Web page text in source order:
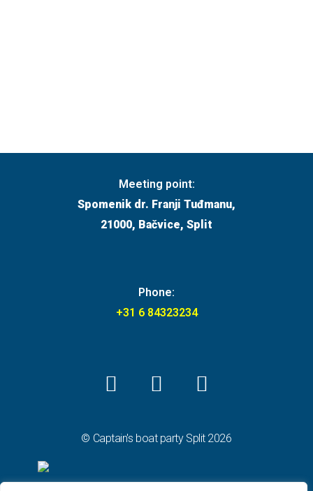
Meeting point:
Spomenik dr. Franji Tuđmanu,
21000, Bačvice, Split
Phone:
+31 6 84323234
© Captain's boat party Split 2026